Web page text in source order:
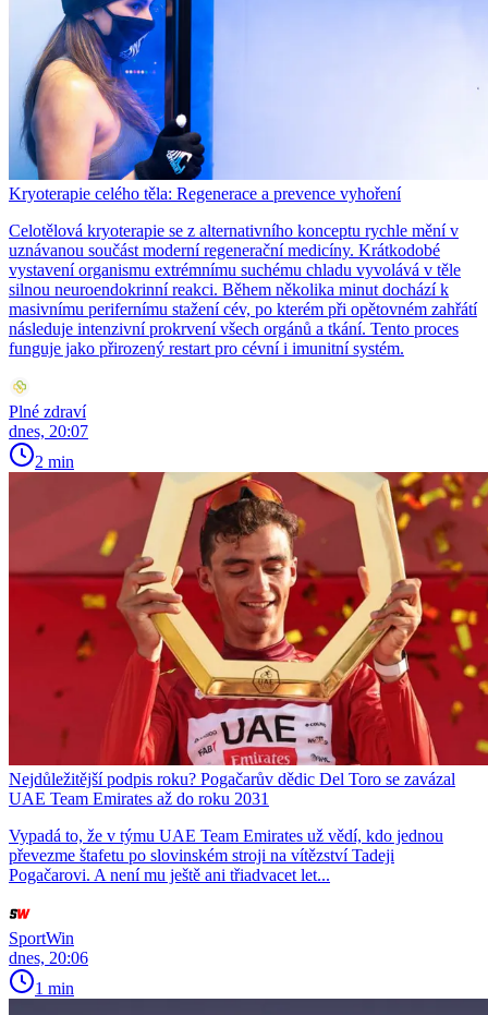
Kryoterapie celého těla: Regenerace a prevence vyhoření
Celotělová kryoterapie se z alternativního konceptu rychle mění v
uznávanou součást moderní regenerační medicíny. Krátkodobé
vystavení organismu extrémnímu suchému chladu vyvolává v těle
silnou neuroendokrinní reakci. Během několika minut dochází k
masivnímu perifernímu stažení cév, po kterém při opětovném zahřátí
následuje intenzivní prokrvení všech orgánů a tkání. Tento proces
funguje jako přirozený restart pro cévní i imunitní systém.
Plné zdraví
dnes, 20:07
2 min
Nejdůležitější podpis roku? Pogačarův dědic Del Toro se zavázal
UAE Team Emirates až do roku 2031
Vypadá to, že v týmu UAE Team Emirates už vědí, kdo jednou
převezme štafetu po slovinském stroji na vítězství Tadeji
Pogačarovi. A není mu ještě ani třiadvacet let...
SportWin
dnes, 20:06
1 min